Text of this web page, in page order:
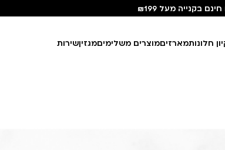
בקנייה מעל ₪199
חלונותמארזיםמוצרים משלימיםמגזיןשירות